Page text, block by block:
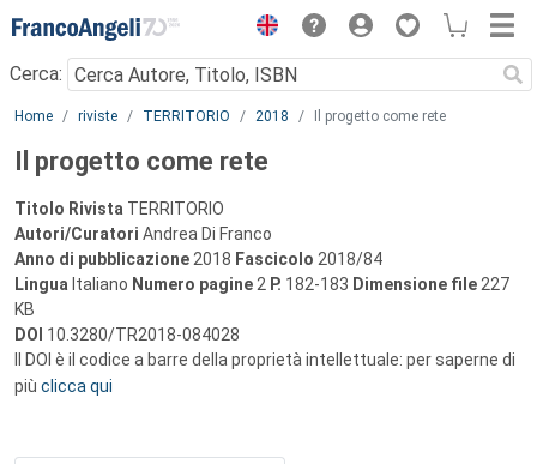
Menu
Cerca:
Main content
Home riviste TERRITORIO 2018 Il progetto come rete
Il progetto come rete
Titolo Rivista TERRITORIO
Autori/Curatori Andrea Di Franco
Anno di pubblicazione 2018 Fascicolo 2018/84
Lingua Italiano Numero pagine 2 P. 182-183 Dimensione file 227
KB
DOI 10.3280/TR2018-084028
Il DOI è il codice a barre della proprietà intellettuale: per saperne di
più clicca qui